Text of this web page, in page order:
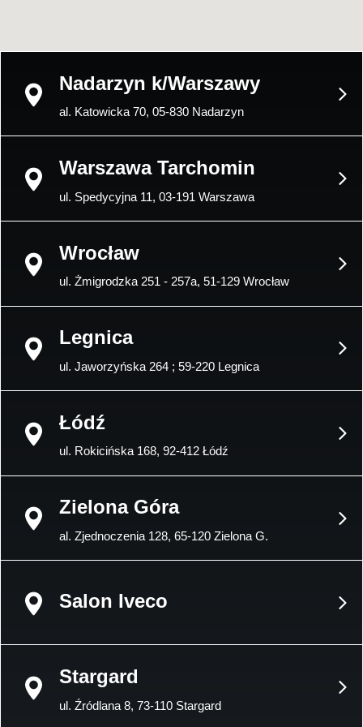
Niniejsze ogłoszenie jest wyłącznie informacją handlową i
nie stanowi oferty w myśl art. 66, § 1. Kodeksu Cywilnego.
Nadarzyn k/Warszawy
al. Katowicka 70, 05-830 Nadarzyn
Warszawa Tarchomin
ul. Spedycyjna 11, 03-191 Warszawa
Wrocław
ul. Żmigrodzka 251 - 257a, 51-129 Wrocław
Legnica
ul. Jaworzyńska 264 ; 59-220 Legnica
Łódź
ul. Rokicińska 168, 92-412 Łódź
Zielona Góra
al. Zjednoczenia 128, 65-120 Zielona G.
Salon Iveco
Stargard
ul. Źródlana 8, 73-110 Stargard